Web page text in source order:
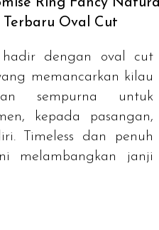
Ring Fancy
Oval Cut
hadir dengan oval cut
memancarkan kilau
sempurna untuk
kepada pasangan,
Timeless dan penuh
melambangkan janji